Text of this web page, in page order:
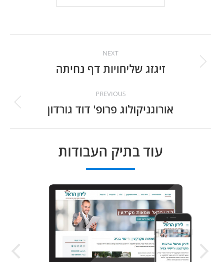
navigation
PREVIOUS
Previous
אורוגניקולוג פרופ' דוד גורדון
NEXT
Next
זיגזג שליחויות דף נחיתה
עוד בתיק העבודות